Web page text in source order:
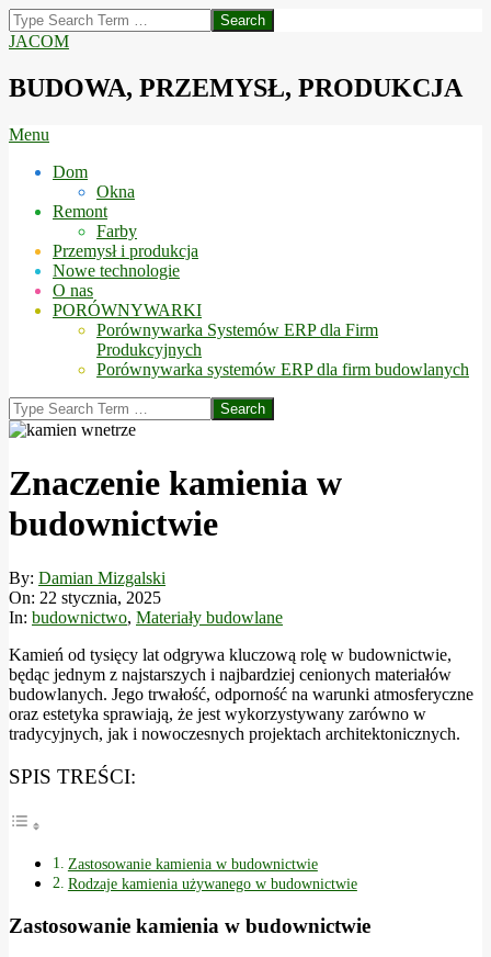
Skip
to
Search
JACOM
BUDOWA, PRZEMYSŁ, PRODUKCJA
Secondary
Menu
Menu
Dom
Okna
Remont
Farby
Przemysł i produkcja
Nowe technologie
O nas
PORÓWNYWARKI
Porównywarka Systemów ERP dla Firm
Produkcyjnych
Porównywarka systemów ERP dla firm budowlanych
Search
Znaczenie kamienia w
budownictwie
By: Damian Mizgalski
On: 22 stycznia, 2025
In: budownictwo, Materiały budowlane
Kamień od tysięcy lat odgrywa kluczową rolę w budownictwie,
będąc jednym z najstarszych i najbardziej cenionych materiałów
budowlanych. Jego trwałość, odporność na warunki atmosferyczne
oraz estetyka sprawiają, że jest wykorzystywany zarówno w
tradycyjnych, jak i nowoczesnych projektach architektonicznych.
SPIS TREŚCI:
Zastosowanie kamienia w budownictwie
Rodzaje kamienia używanego w budownictwie
Zastosowanie kamienia w budownictwie